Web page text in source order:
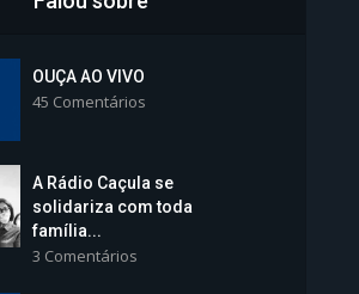
da Polícia...
OUÇA AO VIVO
45 Comentários
A Rádio Caçula se
solidariza com toda
família...
3 Comentários